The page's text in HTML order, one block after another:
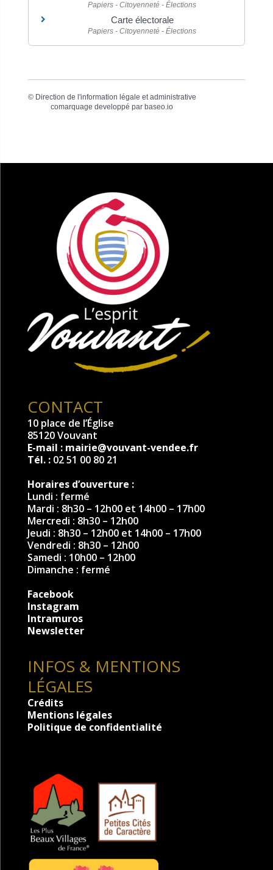
Papiers - Citoyenneté - Élections
Carte électorale
Papiers - Citoyenneté - Élections
© Direction de l'information légale et administrative
comarquage developpé parbaseo.io
CONTACT
10 place de l’Église
85120 Vouvant
E-mail : mairie@vouvant-vendee.fr
Tél. : 02 51 00 80 21
Horaires d’ouverture :
Lundi : fermé
Mardi : 8h30 – 12h00 et 14h00 – 17h00
Mercredi : 8h30 – 12h00
Jeudi : 8h30 – 12h00 et 14h00 – 17h00
Vendredi : 8h30 – 12h00
Samedi : 10h00 – 12h00
Dimanche : fermé
Facebook
Instagram
Intramuros
Newsletter
INFOS & MENTIONS
LÉGALES
Crédits
Mentions légales
Politique de confidentialité